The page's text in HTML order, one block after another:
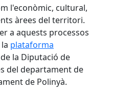
l'econòmic, cultural,
àrees del territori.
a aquests processos
plataforma
la Diputació de
del departament de
de Polinyà.